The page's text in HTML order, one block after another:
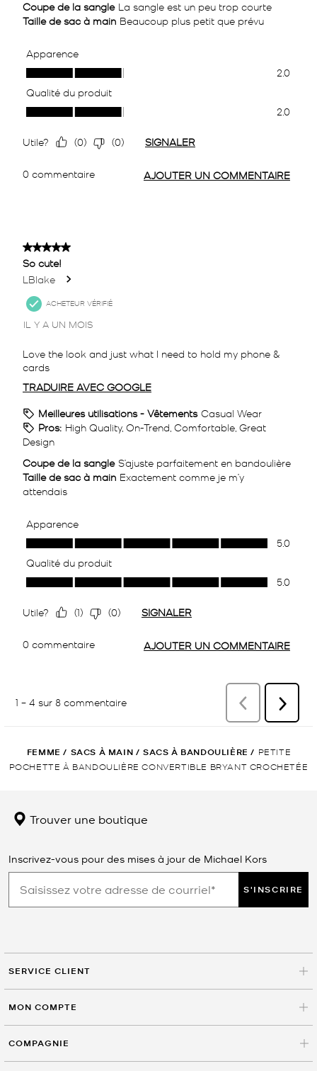
FEMME / SACS À MAIN / SACS À BANDOULIÈRE / PETITE
POCHETTE À BANDOULIÈRE CONVERTIBLE BRYANT CROCHETÉE
Trouver une boutique
Inscrivez-vous pour des mises à jour de Michael Kors
S'INSCRIRE
SERVICE CLIENT
MON COMPTE
COMPAGNIE